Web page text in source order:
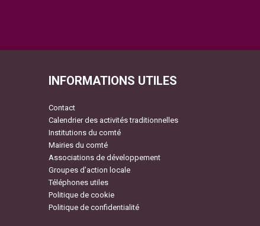
INFORMATIONS UTILES
Contact
Calendrier des activités traditionnelles
Institutions du comté
Mairies du comté
Associations de développement
Groupes d’action locale
Téléphones utiles
Politique de cookie
Politique de confidentialité